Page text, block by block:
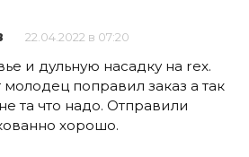
22.04.2022 в 07:20
и дульную насадку на rex.
молодец поправил заказ а так
та что надо. Отправили
хорошо.